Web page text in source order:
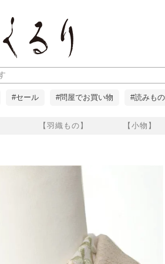
【羽織もの】 【小物】
#セール #問屋でお買い物 #読みもの